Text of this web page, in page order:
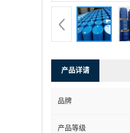
产品详请
品牌
产品等级